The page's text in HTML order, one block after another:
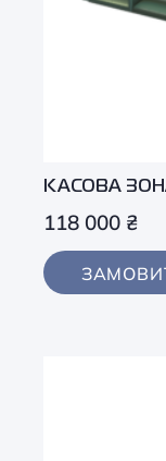
КАСОВА
118 000 ₴